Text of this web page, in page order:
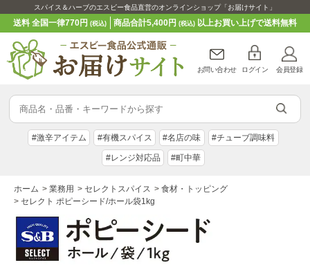
スパイス＆ハーブのエスビー食品直営のオンラインショップ「お届けサイト」
送料 全国一律770円(税込) 商品合計5,400円 (税込)以上お買い上げで送料無料
お問い合わせ ログイン 会員登録
#激辛アイテム #有機スパイス #名店の味 #チューブ調味料
#レンジ対応品 #町中華
ホーム > 業務用 > セレクトスパイス > 食材・トッピング
> セレクト ポピーシード/ホール袋1kg